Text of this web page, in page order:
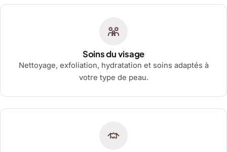
Soins du visage
Nettoyage, exfoliation, hydratation et soins adaptés à
votre type de peau.